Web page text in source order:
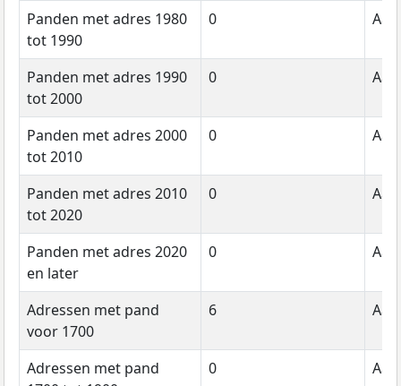
Panden met adres 1980
tot 1990
0
Panden met adres 1990
tot 2000
0
Panden met adres 2000
tot 2010
0
Panden met adres 2010
tot 2020
0
Panden met adres 2020
en later
0
Adressen met pand
voor 1700
6
Adressen met pand
0